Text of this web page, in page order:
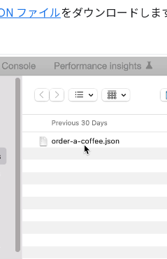
ファイルをダウンロードしま